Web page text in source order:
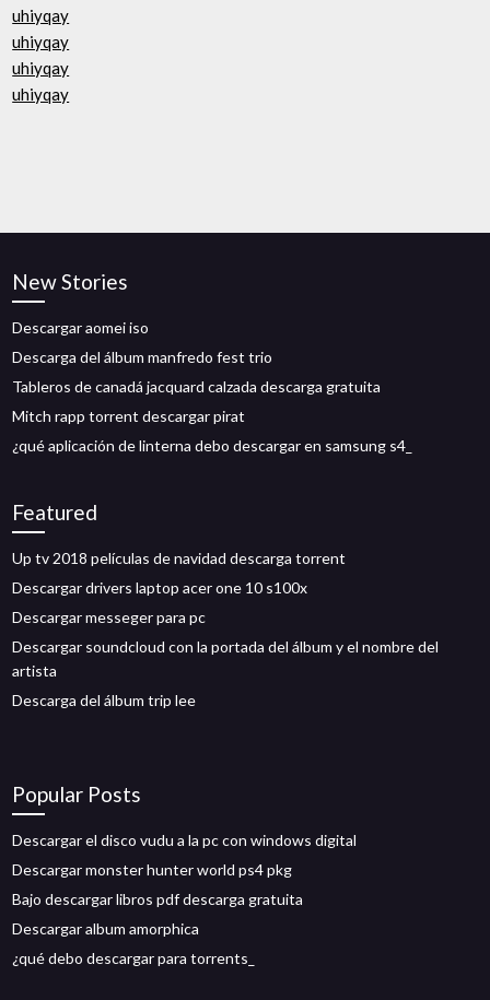
uhiyqay
uhiyqay
uhiyqay
uhiyqay
New Stories
Descargar aomei iso
Descarga del álbum manfredo fest trio
Tableros de canadá jacquard calzada descarga gratuita
Mitch rapp torrent descargar pirat
¿qué aplicación de linterna debo descargar en samsung s4_
Featured
Up tv 2018 películas de navidad descarga torrent
Descargar drivers laptop acer one 10 s100x
Descargar messeger para pc
Descargar soundcloud con la portada del álbum y el nombre del
artista
Descarga del álbum trip lee
Popular Posts
Descargar el disco vudu a la pc con windows digital
Descargar monster hunter world ps4 pkg
Bajo descargar libros pdf descarga gratuita
Descargar album amorphica
¿qué debo descargar para torrents_